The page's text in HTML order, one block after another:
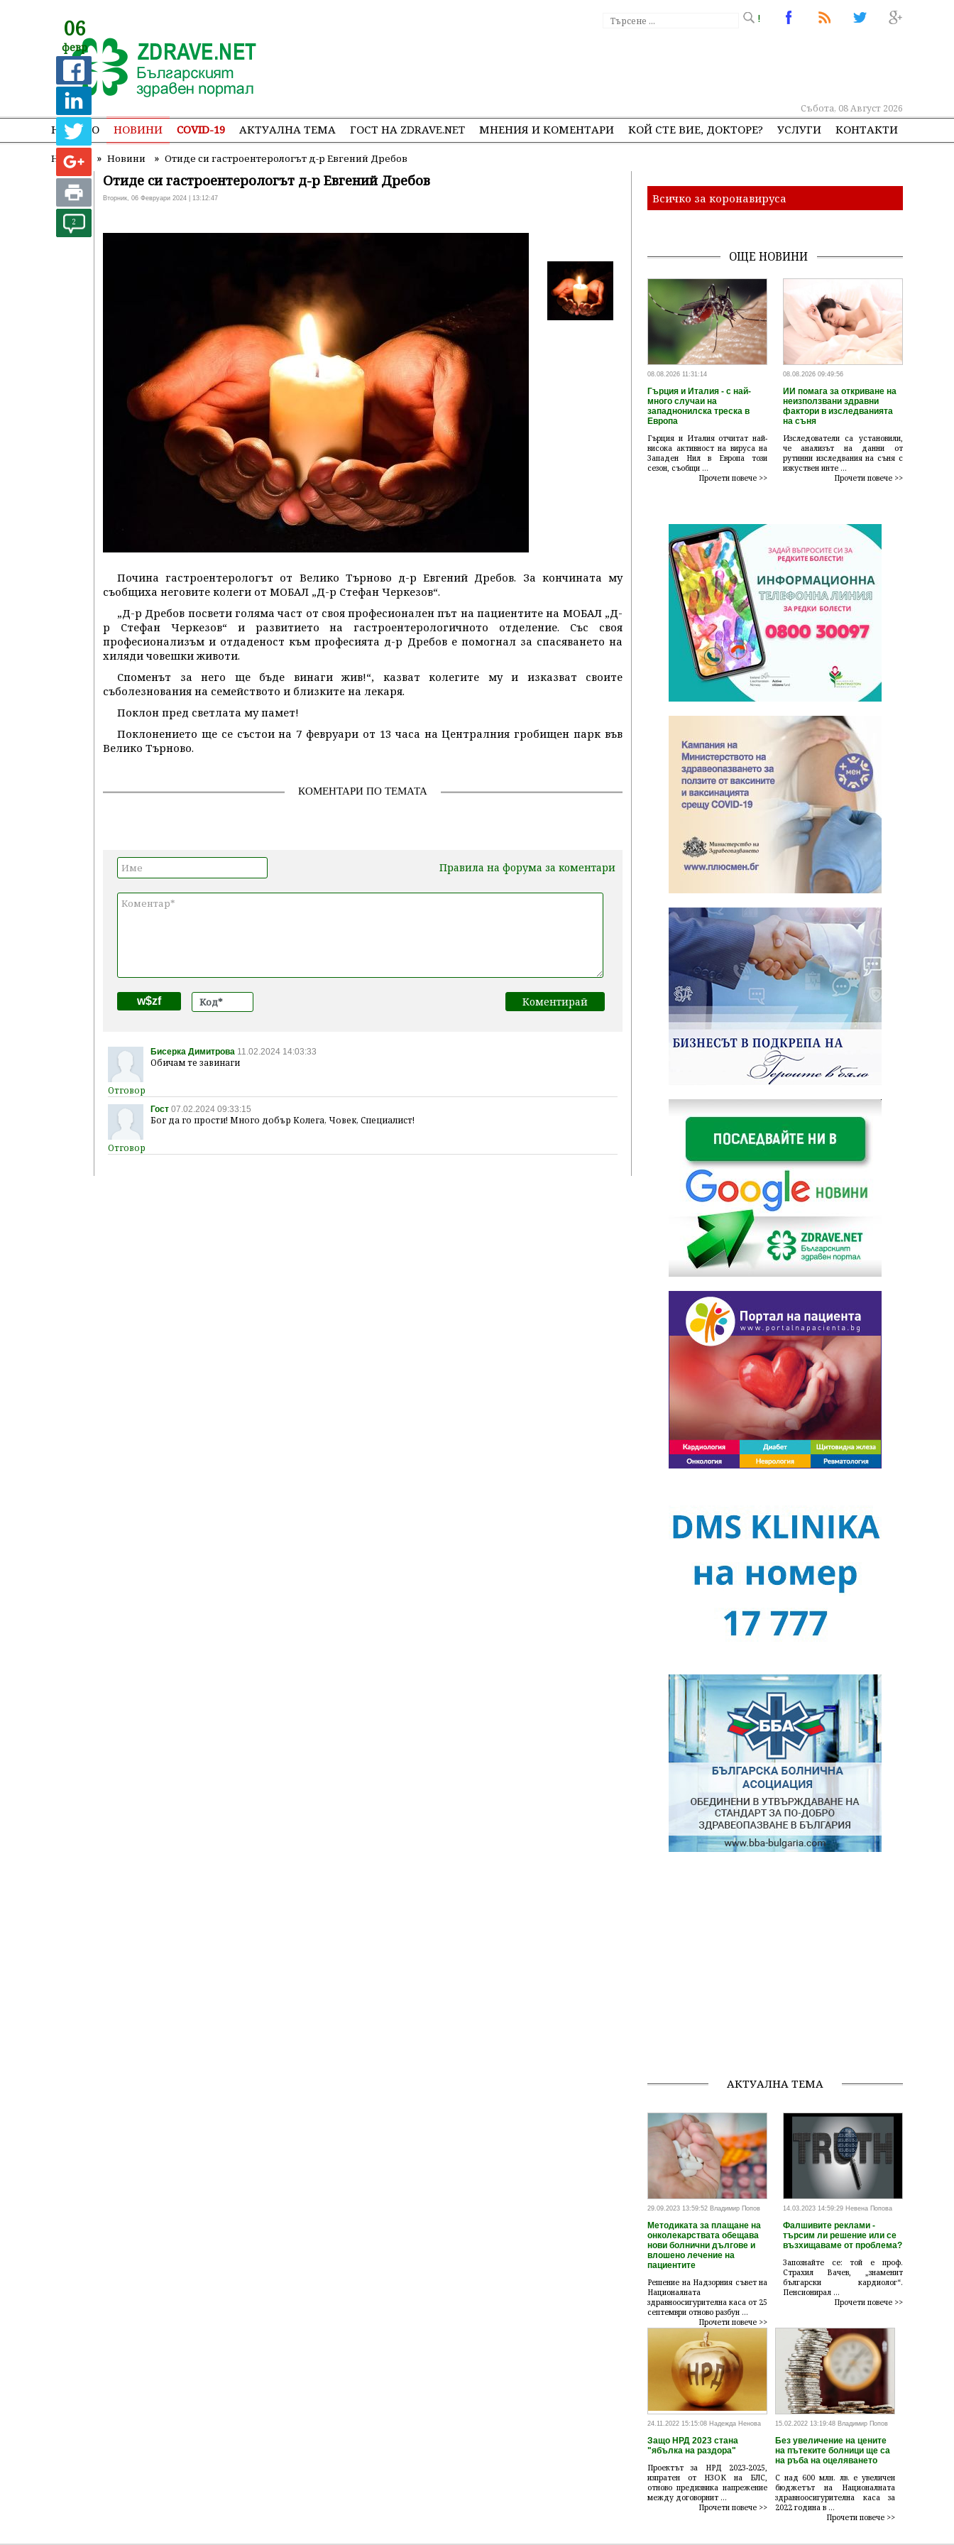
!
Събота, 08 Август 2026
НАЧАЛО НОВИНИ COVID-19 АКТУАЛНА ТЕМА ГОСТ НА ZDRAVE.NET МНЕНИЯ И КОМЕНТАРИ КОЙ СТЕ ВИЕ, ДОКТОРЕ? УСЛУГИ КОНТАКТИ
Начало » Новини » Отиде си гастроентерологът д-р Евгений Дребов
06
февр
2
Отиде си гастроентерологът д-р Евгений Дребов
Вторник, 06 Февруари 2024 | 13:12:47
Почина гастроентерологът от Велико Търново д-р Евгений Дребов. За кончината му
съобщиха неговите колеги от МОБАЛ „Д-р Стефан Черкезов“.
„Д-р Дребов посвети голяма част от своя професионален път на пациентите на МОБАЛ „Д-
р Стефан Черкезов“ и развитието на гастроентерологичното отделение. Със своя
професионализъм и отдаденост към професията д-р Дребов е помогнал за спасяването на
хиляди човешки животи.
Споменът за него ще бъде винаги жив!“, казват колегите му и изказват своите
съболезнования на семейството и близките на лекаря.
Поклон пред светлата му памет!
Поклонението ще се състои на 7 февруари от 13 часа на Централния гробищен парк във
Велико Търново.
КОМЕНТАРИ ПО ТЕМАТА
Правила на форума за коментари
w$zf
Бисерка Димитрова 11.02.2024 14:03:33
Обичам те завинаги
Гост 07.02.2024 09:33:15
Бог да го прости! Много добър Колега, Човек, Специалист!
Всичко за коронавируса
ОЩЕ НОВИНИ
08.08.2026 11:31:14
Гърция и Италия - с най-
много случаи на
западнонилска треска в
Европа
Гърция и Италия отчитат най-
висока активност на вируса на
Западен Нил в Европа този
сезон, съобщи ...
Прочети повече >>
08.08.2026 09:49:56
ИИ помага за откриване на
неизползвани здравни
фактори в изследванията
на съня
Изследователи са установили,
че анализът на данни от
рутинни изследвания на съня с
изкуствен инте ...
Прочети повече >>
АКТУАЛНА ТЕМА
29.09.2023 13:59:52 Владимир Попов
Методиката за плащане на
онколекарствата обещава
нови болнични дългове и
влошено лечение на
пациентите
Решение на Надзорния съвет на
Националната
здравноосигурителна каса от 25
септември отново разбун ...
Прочети повече >>
14.03.2023 14:59:29 Невена Попова
Фалшивите реклами -
търсим ли решение или се
възхищаваме от проблема?
Запознайте се: той е проф.
Страхил Вачев, „знаменит
български кардиолог“.
Пенсионирал ...
Прочети повече >>
24.11.2022 15:15:08 Надежда Ненова
Защо НРД 2023 стана
"ябълка на раздора"
Проектът за НРД 2023-2025,
изпратен от НЗОК на БЛС,
отново предизвика напрежение
между договорнит ...
Прочети повече >>
15.02.2022 13:19:48 Владимир Попов
Без увеличение на цените
на пътеките болници ще са
на ръба на оцеляването
С над 600 млн. лв. е увеличен
бюджетът на Националната
здравноосигурителна каса за
2022 година в ...
Прочети повече >>